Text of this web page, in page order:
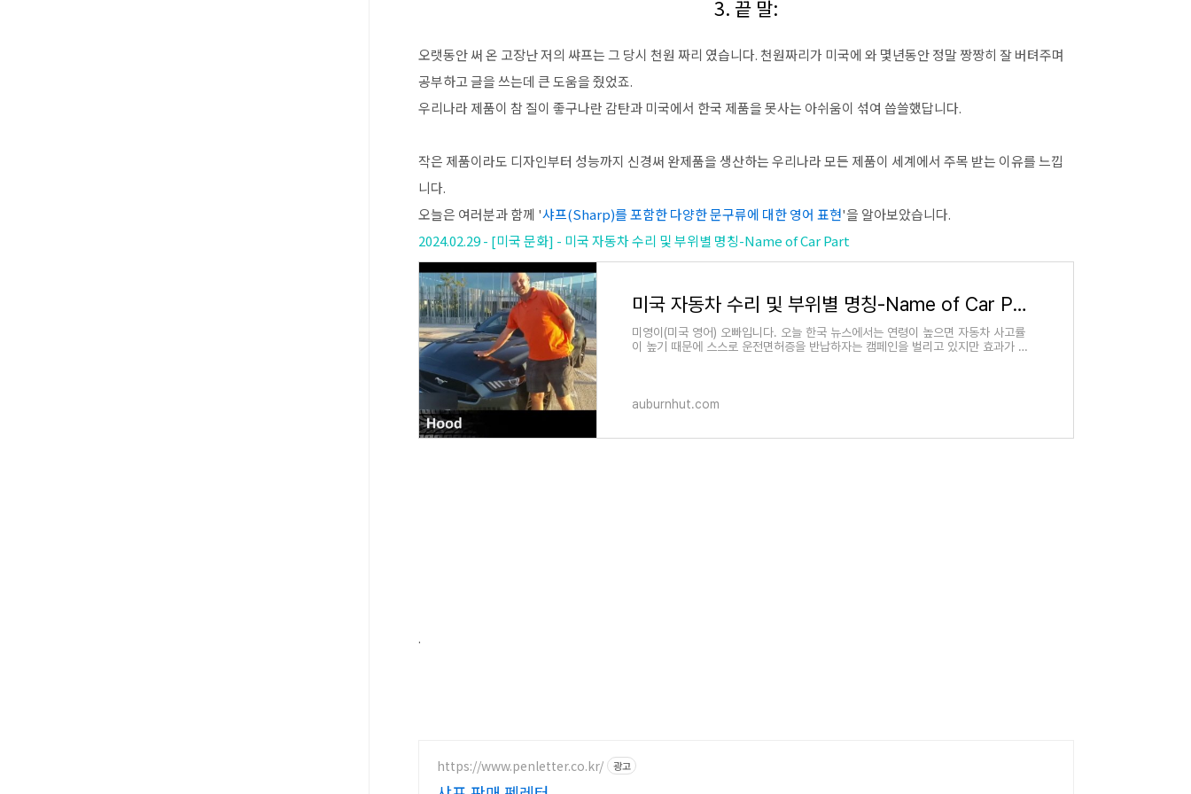
3. 끝 말:
오랫동안 써 온 고장난 저의 쌰프는 그 당시 천원 짜리 였습니다. 천원짜리가 미국에 와 몇년동안 정말 짱짱히 잘 버텨주며
공부하고 글을 쓰는데 큰 도움을 줬었죠.
우리나라 제품이 참 질이 좋구나란 감탄과 미국에서 한국 제품을 못사는 아쉬움이 섞여 씁쓸했답니다.
작은 제품이라도 디자인부터 성능까지 신경써 완제품을 생산하는 우리나라 모든 제품이 세계에서 주목 받는 이유를 느낍
니다.
오늘은 여러분과 함께 '샤프(Sharp)를 포함한 다양한 문구류에 대한 영어 표현'을 알아보았습니다.
2024.02.29 - [미국 문화] - 미국 자동차 수리 및 부위별 명칭-Name of Car Part
미국 자동차 수리 및 부위별 명칭-Name of Car Part
미영이(미국 영어) 오빠입니다. 오늘 한국 뉴스에서는 연령이 높으면 자동차 사고률
이 높기 때문에 스스로 운전면허증을 반납하자는 캠페인을 벌리고 있지만 효과가 없
auburnhut.com
.
https://www.penletter.co.kr/ 광고